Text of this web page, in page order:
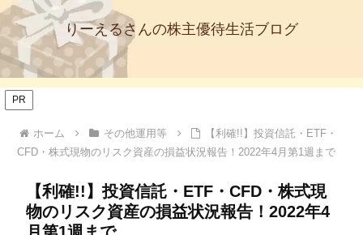
りーえるさんの株主優待生活ブログ
PR
ホーム その他運用等
【利確!!】投資信託・ETF・
CFD・株式現物のリスク資産の損益状況報告！2022年4月第1週まで
【利確!!】投資信託・ETF・CFD・株式現
物のリスク資産の損益状況報告！2022年4